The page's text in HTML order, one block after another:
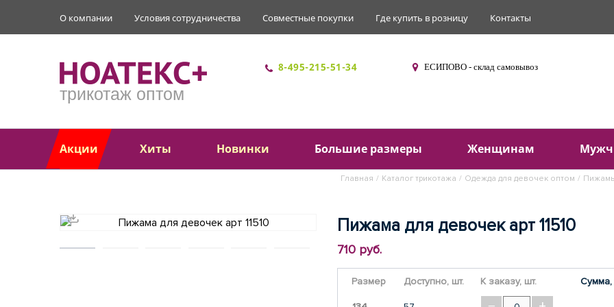
О компании Условия сотрудничества Совместные покупки Где купить в розницу Контакты
трикотаж оптом
8-495-215-51-34 ЕСИПОВО - склад самовывоз
Акции Хиты Новинки Большие размеры Женщинам
Главная / Каталог трикотажа / Одежда для девочек оптом /
Пижама для девочек арт 11510
710 руб.
Размер Доступно, шт. К заказу, шт.